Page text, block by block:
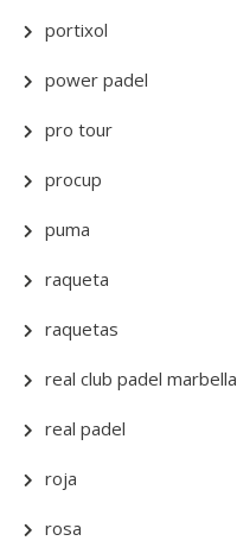
portixol
power padel
pro tour
procup
puma
raqueta
raquetas
real club padel marbella
real padel
roja
rosa